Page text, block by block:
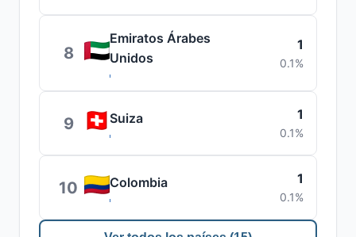
8
Emiratos Árabes
Unidos
1
0.1%
9 Suiza 1
0.1%
10 Colombia 1
0.1%